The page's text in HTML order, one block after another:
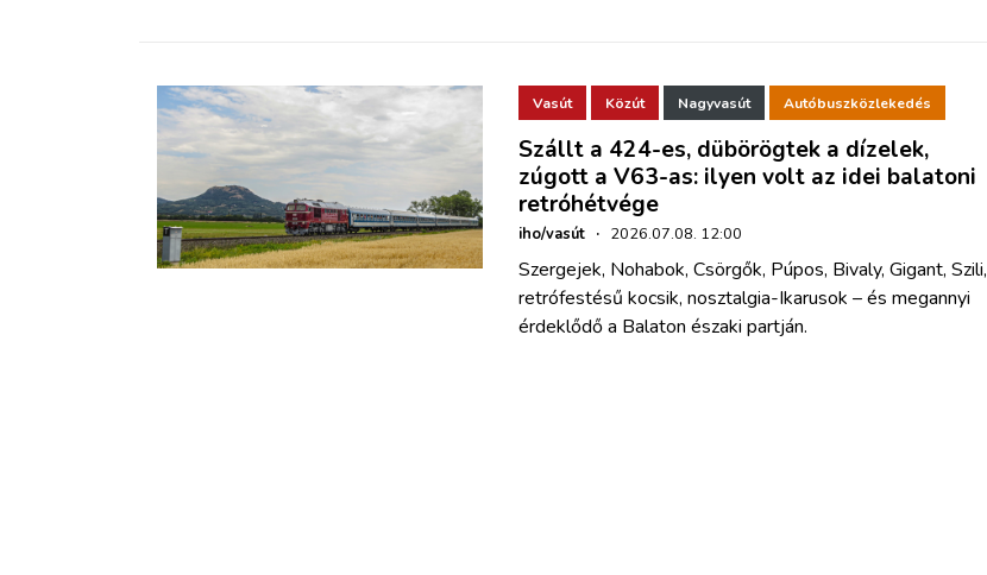
Vasút Közút Nagyvasút Autóbuszközlekedés
Szállt a 424-es, dübörögtek a dízelek,
zúgott a V63-as: ilyen volt az idei balatoni
retróhétvége
iho/vasút · 2026.07.08. 12:00
Szergejek, Nohabok, Csörgők, Púpos, Bivaly, Gigant, Szili,
retrófestésű kocsik, nosztalgia-Ikarusok – és megannyi
érdeklődő a Balaton északi partján.